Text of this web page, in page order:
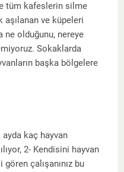
tüm kafeslerin silme
ve küpeleri
ne olduğunu, nereye
Sokaklarda
başka bölgelere
ayda kaç hayvan
2- Kendisini hayvan
çalışanınız bu